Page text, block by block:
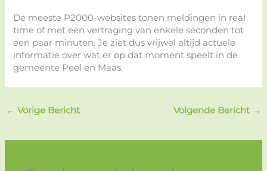
De meeste P2000-websites tonen meldingen in real
time of met een vertraging van enkele seconden tot
een paar minuten. Je ziet dus vrijwel altijd actuele
informatie over wat er op dat moment speelt in de
gemeente Peel en Maas.
← Vorige Bericht Volgende Bericht →